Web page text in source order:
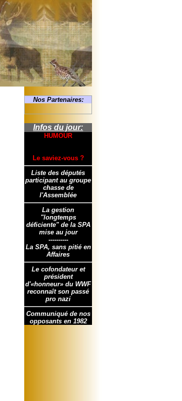
Nos Partenaires:
Infos du jour:
HUMOUR
Le saviez-vous ?
Liste des députés
participant au groupe
chasse de
l'Assemblée
La gestion
"longtemps
déficiente" de la SPA
mise au jour
----------
La SPA, sans pitié en
Affaires
Le cofondateur et
président
d'«honneur» du WWF
reconnaît son passé
pro nazi
Communiqué de nos
opposants en 1982